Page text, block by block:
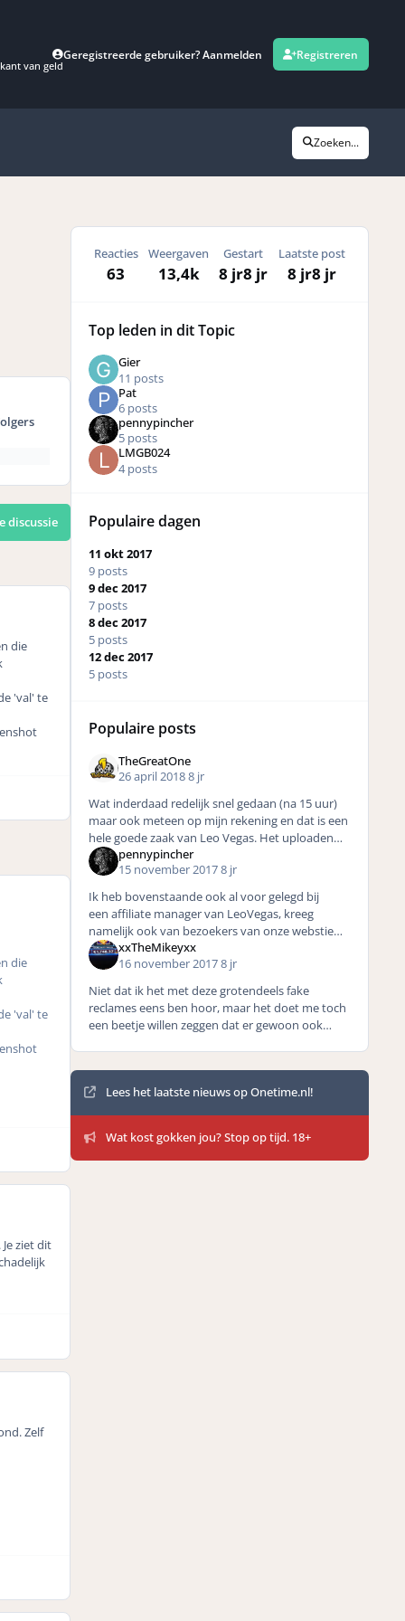
van geld
Geregistreerde gebruiker? Aanmelden Registreren
Zoeken...
discussie
die
'val' te
die
'val' te
ziet dit
Zelf
Reacties
63
Weergaven
13,4k
Gestart
8 jr8 jr
Laatste post
8 jr8 jr
Top leden in dit Topic
Gier
11 posts
Pat
6 posts
pennypincher
5 posts
LMGB024
4 posts
Populaire dagen
11 okt 2017
9 posts
9 dec 2017
7 posts
8 dec 2017
5 posts
12 dec 2017
5 posts
Populaire posts
TheGreatOne
26 april 20188 jr
Wat inderdaad redelijk snel gedaan (na 15 uur)
maar ook meteen op mijn rekening en dat is een
hele goede zaak van Leo Vegas. Het uploaden
ging ook prima (slepen en droppen het bestand
in hun systeem)
pennypincher
15 november 20178 jr
Ik heb bovenstaande ook al voor gelegd bij
een affiliate manager van LeoVegas, kreeg
namelijk ook van bezoekers van onze webstie
zeer negatieve berichtgeving. Gezien wij een
uitgebreide en overwegend
xxTheMikeyxx
16 november 20178 jr
Niet dat ik het met deze grotendeels fake
reclames eens ben hoor, maar het doet me toch
een beetje willen zeggen dat er gewoon ook
Mededelingen
Lees het laatste nieuws op Onetime.nl!
Wat kost gokken jou? Stop op tijd. 18+